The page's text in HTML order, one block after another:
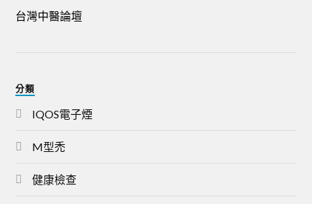
台灣中醫論壇
分類
IQOS電子煙
M型禿
健康檢查